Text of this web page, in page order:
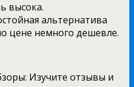
высока.
альтернатива
цене немного дешевле.
Изучите отзывы и